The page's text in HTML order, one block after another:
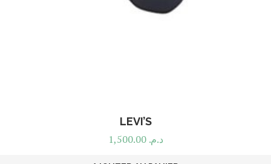
LEVI’S
د.م. 1,500.00